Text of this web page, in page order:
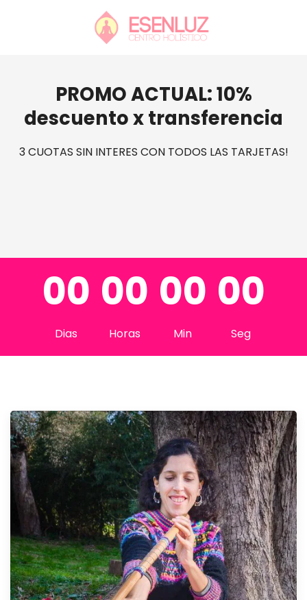
PROMO ACTUAL: 10%
descuento x transferencia
3 CUOTAS SIN INTERES CON TODOS LAS TARJETAS!
00
Dias
00
Horas
00
Min
00
Seg